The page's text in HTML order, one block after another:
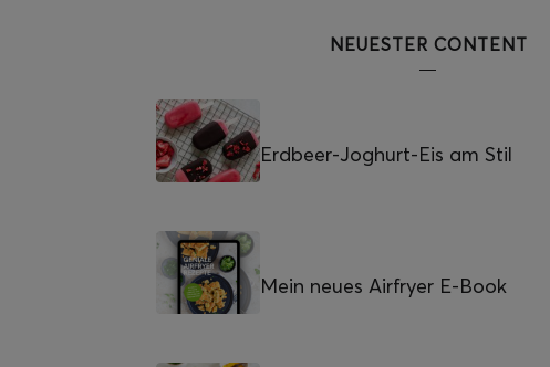
NEUESTER CONTENT
Erdbeer-Joghurt-Eis am Stil
Mein neues Airfryer E-Book